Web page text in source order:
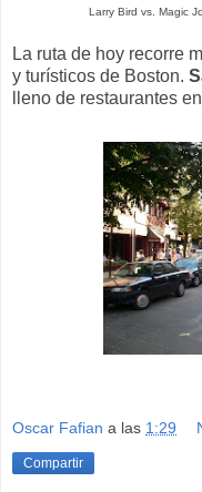
Larry Bird vs. Magic
La ruta de hoy recorre
y turísticos de Boston.
lleno de restaurantes
Oscar Fafian a las 1:29
Compartir